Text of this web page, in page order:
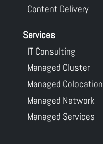
Content Delivery
Services
IT Consulting
Managed Cluster
Managed Colocation
Managed Network
Managed Services